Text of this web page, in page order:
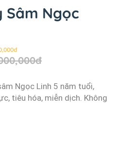
Sâm Ngọc
Ngọc Linh 5 năm tuổi,
tiêu hóa, miễn dịch. Không